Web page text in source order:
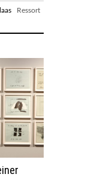
Ressort